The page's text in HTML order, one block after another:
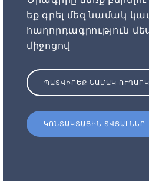
եք գրել մեզ նամակ
հաղորդագրություն
միջոցով
ՊԱՏՎԻՐԵՔ ՆԱՄԱԿ
ԿՈՆՏԱԿՏԱՅԻՆ ՏՎՅԱԼՆԵՐ